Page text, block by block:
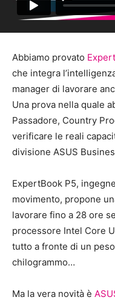
Abbiamo provato
che integra
manager di lavorare
Una prova nella quale
Passadore, Country
verificare le reali
divisione ASUS
ExpertBook P5,
movimento, propone
lavorare fino a 28 ore
processore Intel Core
tutto a fronte di un
chilogrammo…
Ma la vera novità è